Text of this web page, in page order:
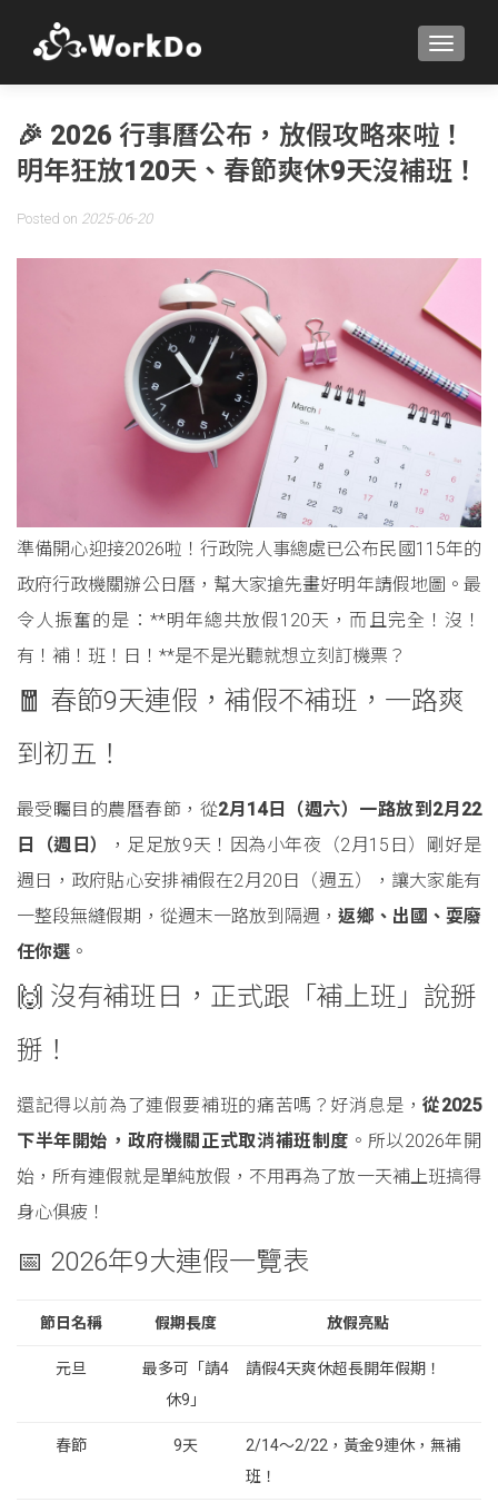
🎉 2026 行事曆公布，放假攻略來啦！
明年狂放120天、春節爽休9天沒補班！
Posted on 2025-06-20
準備開心迎接2026啦！行政院人事總處已公布民國115年的
政府行政機關辦公日曆，幫大家搶先畫好明年請假地圖。最
令人振奮的是：**明年總共放假120天，而且完全！沒！
有！補！班！日！**是不是光聽就想立刻訂機票？
🧧 春節9天連假，補假不補班，一路爽
到初五！
最受矚目的農曆春節，從2月14日（週六）一路放到2月22
日（週日）
，足足放9天！因為小年夜（2月15日）剛好是
週日，政府貼心安排補假在2月20日（週五），讓大家能有
一整段無縫假期，從週末一路放到隔週，返鄉、出國、耍廢
任你選 。
🙌 沒有補班日，正式跟「補上班」說掰
掰！
還記得以前為了連假要補班的痛苦嗎？好消息是，從2025
下半年開始，政府機關正式取消補班制度 。所以2026年開
始，所有連假就是單純放假，不用再為了放一天補上班搞得
身心俱疲！
📅 2026年9大連假一覽表
節日名稱 假期長度 放假亮點
元旦
最多可「請4
休9」
請假4天爽休超長開年假期！
春節 9天
2/14～2/22，黃金9連休，無補
班！